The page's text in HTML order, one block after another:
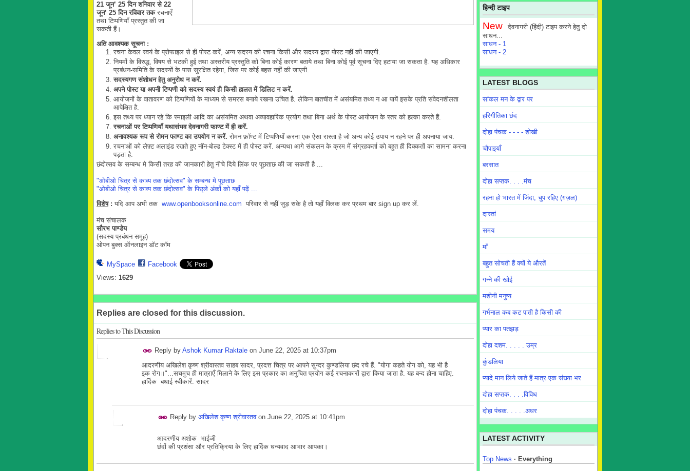
21 जून’ 25 दिन शनिवार से 22
जून’ 25 दिन रविवार तकरचनाएँ
तथा टिप्पणियाँ प्रस्तुत की जा
सकती हैं।
अति आवश्यक सूचना :
रचना केवल स्वयं के प्रोफाइल से ही पोस्ट करें, अन्य सदस्य की रचना किसी और सदस्य द्वारा पोस्ट नहीं की जाएगी.
नियमों के विरुद्ध, विषय से भटकी हुई तथा अस्तरीय प्रस्तुति को बिना कोई कारण बताये तथा बिना कोई पूर्व सूचना दिए हटाया जा सकता है. यह अधिकार
प्रबंधन-समिति के सदस्यों के पास सुरक्षित रहेगा, जिस पर कोई बहस नहीं की जाएगी.
सदस्यगण संशोधन हेतु अनुरोध न करें.
अपने पोस्ट या अपनी टिप्पणी को सदस्य स्वयं ही किसी हालत में डिलिट न करें.
आयोजनों के वातावरण को टिप्पणियों के माध्यम से समरस बनाये रखना उचित है. लेकिन बातचीत में असंयमित तथ्य न आ पायें इसके प्रति संवेदनशीलता
आपेक्षित है.
इस तथ्य पर ध्यान रहे कि स्माइली आदि का असंयमित अथवा अव्यावहारिक प्रयोग तथा बिना अर्थ के पोस्ट आयोजन के स्तर को हल्का करते हैं.
रचनाओं पर टिप्पणियाँ यथासंभव देवनागरी फाण्ट में ही करें.
अनावश्यक रूप से रोमन फाण्ट का उपयोग न करें. रोमन फ़ॉण्ट में टिप्पणियाँ करना एक ऐसा रास्ता है जो अन्य कोई उपाय न रहने पर ही अपनाया जाय.
रचनाओं को लेफ़्ट अलाइंड रखते हुए नॉन-बोल्ड टेक्स्ट में ही पोस्ट करें. अन्यथा आगे संकलन के क्रम में संग्रहकर्ता को बहुत ही दिक्कतों का सामना करना
पड़ता है.
छंदोत्सव के सम्बन्ध मे किसी तरह की जानकारी हेतु नीचे दिये लिंक पर पूछताछ की जा सकती है ...
"ओबीओ चित्र से काव्य तक छंदोत्सव" के सम्बन्ध मे पूछताछ
"ओबीओ चित्र से काव्य तक छंदोत्सव" के पिछ्ले अंकों को यहाँ पढ़ें ...
विशेष : यदि आप अभी तक www.openbooksonline.com परिवार से नहीं जुड़ सके है तो यहाँ क्लिक कर प्रथम बार sign up कर लें.
मंच संचालक
सौरभ पाण्डेय
(सदस्य प्रबंधन समूह)
ओपन बुक्स ऑनलाइन डॉट कॉम
MySpace
Facebook
Views: 1629
Replies are closed for this discussion.
Replies to This Discussion
Reply by Ashok Kumar Raktale on June 22, 2025 at 10:37pm
आदरणीय अखिलेश कृष्ण श्रीवास्तव साहब सादर, प्रदत्त चित्र पर आपने सुन्दर कुण्डलिया छंद रचे हैं. "योगा कहते योग को, यह भी है
इक रोग॥"...सचमुच ही मात्राएँ मिलाने के लिए इस प्रकार का अनुचित प्रयोग कई रचनाकारों द्वारा किया जाता है. यह बन्द होना चाहिए.
हार्दिक बधाई स्वीकारें. सादर
Reply by अखिलेश कृष्ण श्रीवास्तवon June 22, 2025 at 10:41pm
आदरणीय अशोक भाईजी
छंदों की प्रशंसा और प्रतिक्रिया के लिए हार्दिक धन्यवाद आभार आपका।
हिन्दी टाइप
New
देवनागरी (हिंदी) टाइप करने हेतु दो
साधन...
साधन - 1
साधन - 2
LATEST BLOGS
सांकल मन के द्वार पर
हरिगीतिका छंद
दोहा पंचक - - - - शोखी
चौपाइयाँ
बरसात
दोहा सप्तक. . . .मंच
रहना हो भारत में जिंदा, चुप रहिए (ग़ज़ल)
दास्तां
समय
माँ
बहुत सोचती हैं क्यों ये औरतें
गन्ने की खोई
मशीनी मनुष्य
गर्भनाल कब कट पाती है किसी की
प्यार का पतझड़
दोहा दशम. . . . . उम्र
कुंडलिया
प्यादे मान लिये जाते हैं मात्र एक संख्या भर
दोहा सप्तक. . . .विविध
दोहा पंचक. . . . .अधर
LATEST ACTIVITY
Top News · Everything